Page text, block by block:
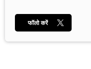
फॉलो करें